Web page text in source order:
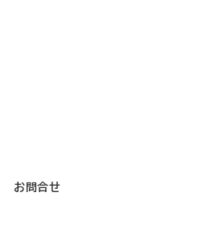
お問合せ